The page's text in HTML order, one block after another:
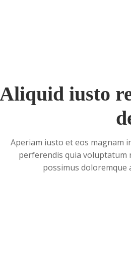
Aliquid iusto
Aperiam iusto et eos magnam
perferendis quia voluptatum
possimus doloremque